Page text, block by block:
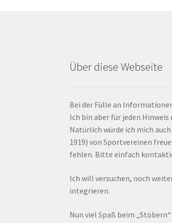
Über diese Webseite
Bei der Fülle an
Ich bin aber für jeden
Natürlich würde ich mich
1919) von Sportvereinen
fehlen. Bitte einfach
Ich will versuchen, noch
integrieren.
Nun viel Spaß beim